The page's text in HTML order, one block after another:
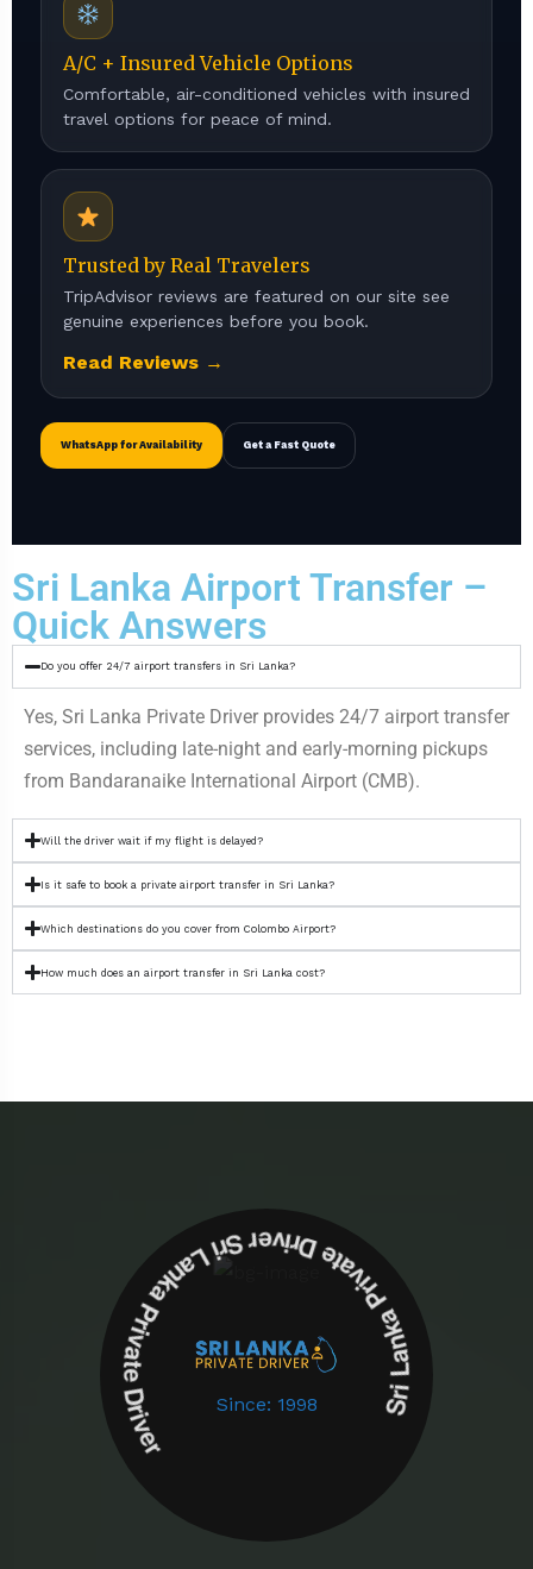
A/C + Insured Vehicle Options
Comfortable, air-conditioned vehicles with insured
travel options for peace of mind.
Trusted by Real Travelers
TripAdvisor reviews are featured on our site see
genuine experiences before you book.
Read Reviews →
WhatsApp for Availability Get a Fast Quote
Sri Lanka Airport Transfer –
Quick Answers
Do you offer 24/7 airport transfers in Sri Lanka?
Yes, Sri Lanka Private Driver provides 24/7 airport transfer
services, including late-night and early-morning pickups
from Bandaranaike International Airport (CMB).
Will the driver wait if my flight is delayed?
Is it safe to book a private airport transfer in Sri Lanka?
Which destinations do you cover from Colombo Airport?
How much does an airport transfer in Sri Lanka cost?
Since: 1998
Sri Lanka Private Driver Sri Lanka Private Driver